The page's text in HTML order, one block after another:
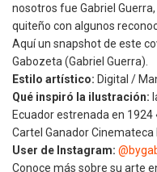
nosotros fue Gabriel
quiteño con algunos
Aquí un snapshot de este
Gabozeta (Gabriel Guerra).
Estilo artístico: Digital /
Qué inspiró la ilustración:
Ecuador estrenada en 1924
Cartel Ganador Cinemateca
User de Instagram:
Conoce más sobre su arte